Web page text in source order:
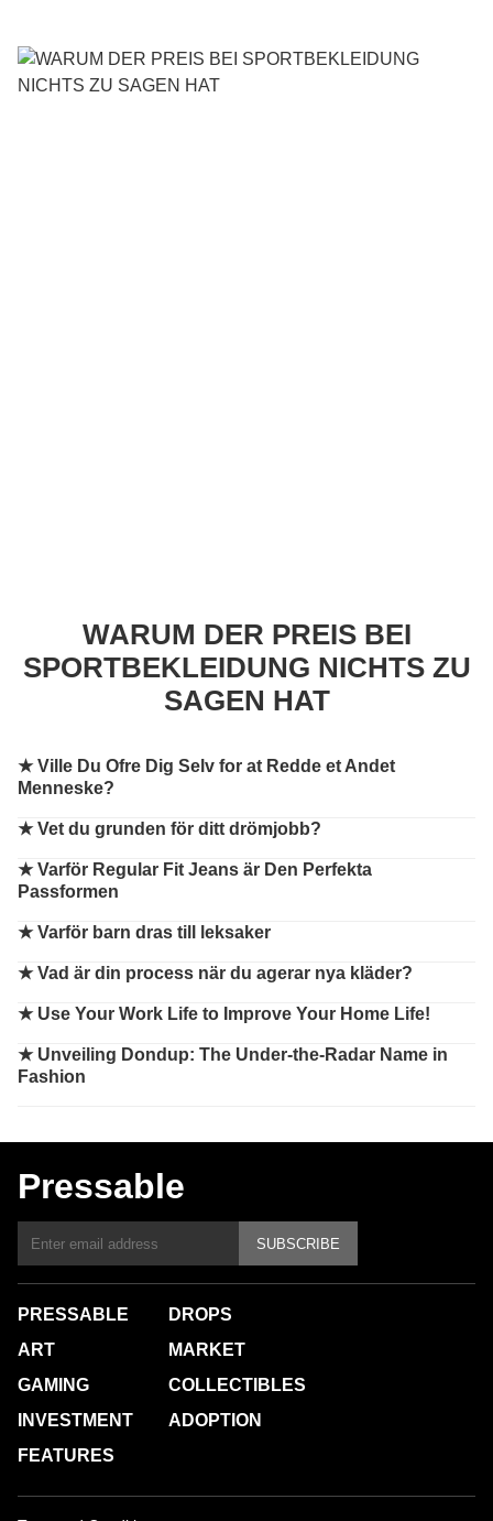
WARUM DER PREIS BEI
SPORTBEKLEIDUNG NICHTS ZU
SAGEN HAT
★Ville Du Ofre Dig Selv for at Redde et Andet
Menneske?
★Vet du grunden för ditt drömjobb?
★Varför Regular Fit Jeans är Den Perfekta
Passformen
★Varför barn dras till leksaker
★Vad är din process när du agerar nya kläder?
★ Use Your Work Life to Improve Your Home Life!
★ Unveiling Dondup: The Under-the-Radar Name in
Fashion
Pressable
SUBSCRIBE
PRESSABLE
ART
GAMING
INVESTMENT
FEATURES
DROPS
MARKET
COLLECTIBLES
ADOPTION